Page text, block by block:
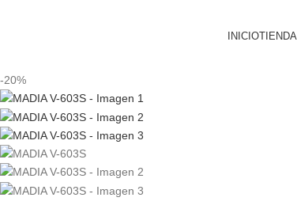
INICIOTIENDA
-20%